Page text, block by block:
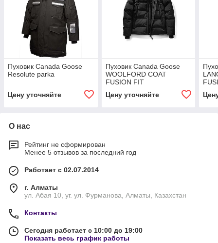
Пуховик Canada Goose
Resolute parka
Цену уточняйте
Пуховик Canada Goose
WOOLFORD COAT
FUSION FIT
Цену уточняйте
О нас
Рейтинг не сформирован
Менее 5 отзывов за последний год
Работает с 02.07.2014
г. Алматы
ул. Абая 10, уг. ул. Фурманова, Алматы, Казахстан
Контакты
Сегодня работает с 10:00 до 19:00
Показать весь график работы